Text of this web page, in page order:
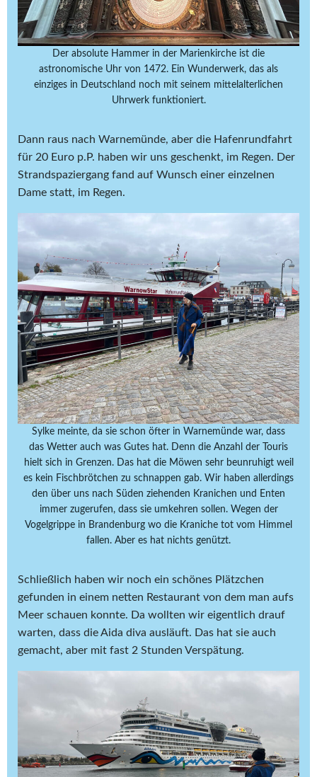
Der absolute Hammer in der Marienkirche ist die
astronomische Uhr von 1472. Ein Wunderwerk, das als
einziges in Deutschland noch mit seinem mittelalterlichen
Uhrwerk funktioniert.
Dann raus nach Warnemünde, aber die Hafenrundfahrt
für 20 Euro p.P. haben wir uns geschenkt, im Regen. Der
Strandspaziergang fand auf Wunsch einer einzelnen
Dame statt, im Regen.
Sylke meinte, da sie schon öfter in Warnemünde war, dass
das Wetter auch was Gutes hat. Denn die Anzahl der Touris
hielt sich in Grenzen. Das hat die Möwen sehr beunruhigt weil
es kein Fischbrötchen zu schnappen gab. Wir haben allerdings
den über uns nach Süden ziehenden Kranichen und Enten
immer zugerufen, dass sie umkehren sollen. Wegen der
Vogelgrippe in Brandenburg wo die Kraniche tot vom Himmel
fallen. Aber es hat nichts genützt.
Schließlich haben wir noch ein schönes Plätzchen
gefunden in einem netten Restaurant von dem man aufs
Meer schauen konnte. Da wollten wir eigentlich drauf
warten, dass die Aida diva ausläuft. Das hat sie auch
gemacht, aber mit fast 2 Stunden Verspätung.